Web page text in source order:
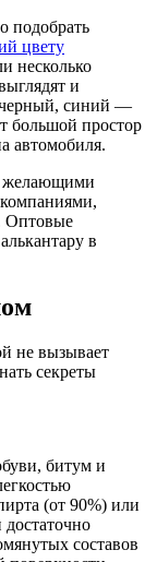
подобрать
цвету
несколько
и
черный, синий —
большой простор
автомобиля.
желающими
компаниями,
Оптовые
в
не вызывает
секреты
битум и
(от 90%) или
составов